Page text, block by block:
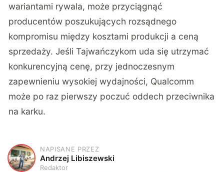
wariantami rywala, może przyciągnąć
producentów poszukujących rozsądnego
kompromisu między kosztami produkcji a ceną
sprzedaży. Jeśli Tajwańczykom uda się utrzymać
konkurencyjną cenę, przy jednoczesnym
zapewnieniu wysokiej wydajności, Qualcomm
może po raz pierwszy poczuć oddech przeciwnika
na karku.
A
NAPISANE PRZEZ
Andrzej Libiszewski
Redaktor